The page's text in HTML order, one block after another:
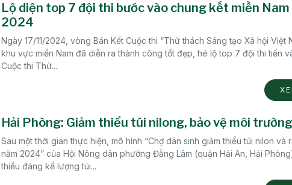
Lộ diện top 7 đội thi bước vào chung kết miền Nam
2024
Ngày 17/11/2024, vòng Bán Kết Cuộc thi “Thử thách Sáng tạo Xã hội Việt
khu vực miền Nam đã diễn ra thành công tốt đẹp, hé lộ top 7 đội thi tiến
Cuộc thi Thử...
Hải Phòng: Giảm thiểu túi nilong, bảo vệ môi
Sau một thời gian thực hiện, mô hình “Chợ dân sinh giảm thiểu túi nilon và
năm 2024” của Hội Nông dân phường Đằng Lâm (quận Hải An, Hải
thiểu đáng kể lượng túi...